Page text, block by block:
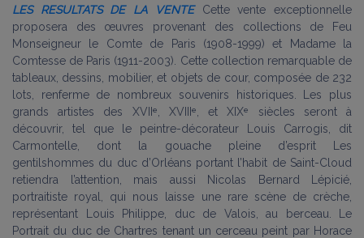
LES RESULTATS DE LA VENTE Cette vente exceptionnelle
proposera des œuvres provenant des collections de Feu
Monseigneur le Comte de Paris (1908-1999) et Madame la
Comtesse de Paris (1911-2003). Cette collection remarquable de
tableaux, dessins, mobilier, et objets de cour, composée de 232
lots, renferme de nombreux souvenirs historiques. Les plus
grands artistes des XVIIᵉ, XVIIIᵉ, et XIXᵉ siècles seront à
découvrir, tel que le peintre-décorateur Louis Carrogis, dit
Carmontelle, dont la gouache pleine d’esprit Les
gentilshommes du duc d’Orléans portant l’habit de Saint-Cloud
retiendra l’attention, mais aussi Nicolas Bernard Lépicié,
portraitiste royal, qui nous laisse une rare scène de crèche,
représentant Louis Philippe, duc de Valois, au berceau. Le
Portrait du duc de Chartres tenant un cerceau peint par Horace